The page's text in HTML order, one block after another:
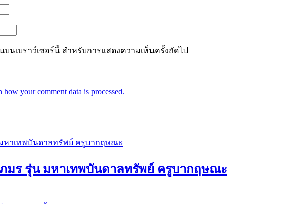
นเบราว์เซอร์นี้ สำหรับการแสดงความเห็นครั้งถัดไป
how your comment data is processed.
มร รุ่น มหาเทพบันดาลทรัพย์ ครูบากฤษณะ